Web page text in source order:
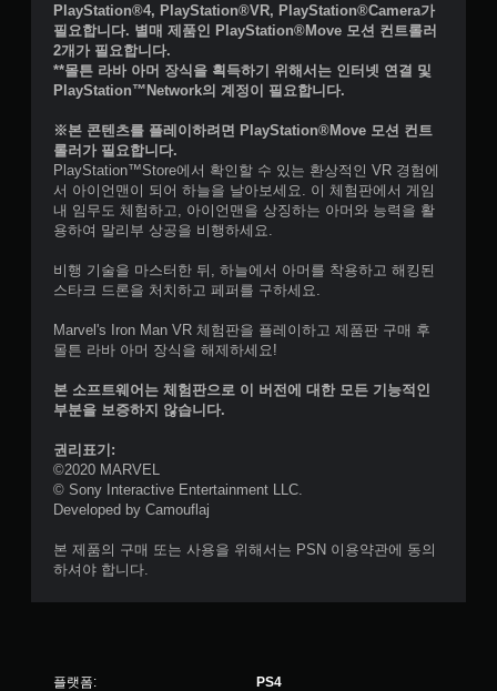
PlayStation®4, PlayStation®VR, PlayStation®Camera가
필요합니다. 별매 제품인 PlayStation®Move 모션 컨트롤러
2개가 필요합니다.
**몰튼 라바 아머 장식을 획득하기 위해서는 인터넷 연결 및
PlayStation™Network의 계정이 필요합니다.
※본 콘텐츠를 플레이하려면 PlayStation®Move 모션 컨트
롤러가 필요합니다.
PlayStation™Store에서 확인할 수 있는 환상적인 VR 경험에
서 아이언맨이 되어 하늘을 날아보세요. 이 체험판에서 게임
내 임무도 체험하고, 아이언맨을 상징하는 아머와 능력을 활
용하여 말리부 상공을 비행하세요.
비행 기술을 마스터한 뒤, 하늘에서 아머를 착용하고 해킹된
스타크 드론을 처치하고 페퍼를 구하세요.
Marvel's Iron Man VR 체험판을 플레이하고 제품판 구매 후
몰튼 라바 아머 장식을 해제하세요!
본 소프트웨어는 체험판으로 이 버전에 대한 모든 기능적인
부분을 보증하지 않습니다.
권리표기:
©2020 MARVEL
© Sony Interactive Entertainment LLC.
Developed by Camouflaj
본 제품의 구매 또는 사용을 위해서는 PSN 이용약관에 동의
하셔야 합니다.
플랫폼: PS4